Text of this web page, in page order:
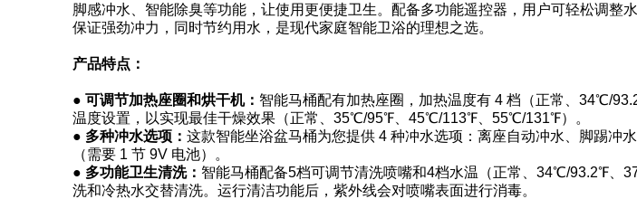
脚感冲水、智能除臭等功能，让使用更便捷卫生。配备多功能遥控器，用户可轻松调整
保证强劲冲力，同时节约用水，是现代家庭智能卫浴的理想之选。
产品特点：
● 可调节加热座圈和烘干机： 智能马桶配有加热座圈，加热温度有 4 档（正常、34℃/
温度设置，以实现最佳干燥效果（正常、35℃/95℉、45℃/113℉、55℃/131℉）。
● 多种冲水选项： 这款智能坐浴盆马桶为您提供 4 种冲水选项：离座自动冲水、脚踢冲
（需要 1 节 9V 电池）。
● 多功能卫生清洗： 智能马桶配备5档可调节清洗喷嘴和4档水温（正常、34℃/93.2℉
洗和冷热水交替清洗。运行清洁功能后，紫外线会对喷嘴表面进行消毒。